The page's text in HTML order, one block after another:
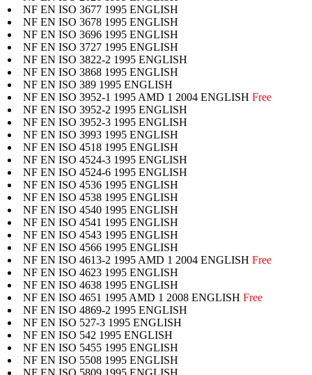
NF EN ISO 3677 1995 ENGLISH
NF EN ISO 3678 1995 ENGLISH
NF EN ISO 3696 1995 ENGLISH
NF EN ISO 3727 1995 ENGLISH
NF EN ISO 3822-2 1995 ENGLISH
NF EN ISO 3868 1995 ENGLISH
NF EN ISO 389 1995 ENGLISH
NF EN ISO 3952-1 1995 AMD 1 2004 ENGLISH Free
NF EN ISO 3952-2 1995 ENGLISH
NF EN ISO 3952-3 1995 ENGLISH
NF EN ISO 3993 1995 ENGLISH
NF EN ISO 4518 1995 ENGLISH
NF EN ISO 4524-3 1995 ENGLISH
NF EN ISO 4524-6 1995 ENGLISH
NF EN ISO 4536 1995 ENGLISH
NF EN ISO 4538 1995 ENGLISH
NF EN ISO 4540 1995 ENGLISH
NF EN ISO 4541 1995 ENGLISH
NF EN ISO 4543 1995 ENGLISH
NF EN ISO 4566 1995 ENGLISH
NF EN ISO 4613-2 1995 AMD 1 2004 ENGLISH Free
NF EN ISO 4623 1995 ENGLISH
NF EN ISO 4638 1995 ENGLISH
NF EN ISO 4651 1995 AMD 1 2008 ENGLISH Free
NF EN ISO 4869-2 1995 ENGLISH
NF EN ISO 527-3 1995 ENGLISH
NF EN ISO 542 1995 ENGLISH
NF EN ISO 5455 1995 ENGLISH
NF EN ISO 5508 1995 ENGLISH
NF EN ISO 5809 1995 ENGLISH